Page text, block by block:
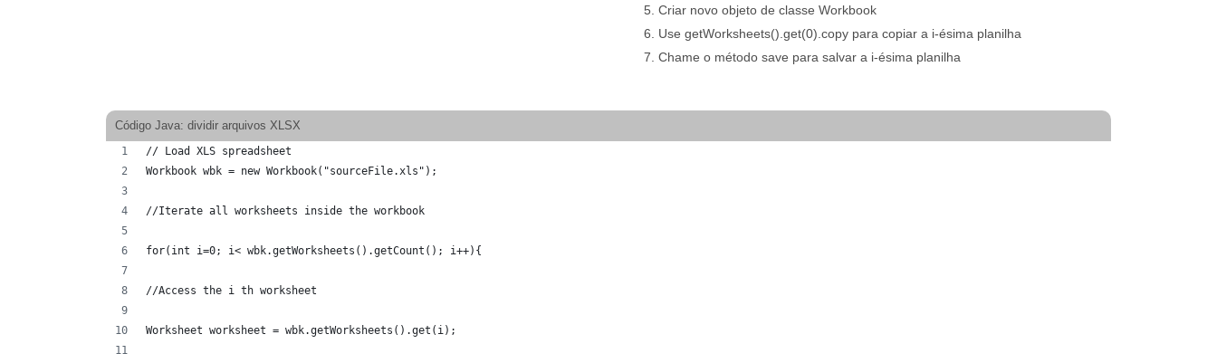
Criar novo objeto de classe Workbook
Use getWorksheets().get(0).copy para copiar a i-ésima planilha
Chame o método save para salvar a i-ésima planilha
Código Java: dividir arquivos XLSX
// Load XLS spreadsheet
Workbook wbk = new Workbook("sourceFile.xls");
//Iterate all worksheets inside the workbook
for(int i=0; i< wbk.getWorksheets().getCount(); i++){
//Access the i th worksheet
Worksheet worksheet = wbk.getWorksheets().get(i);